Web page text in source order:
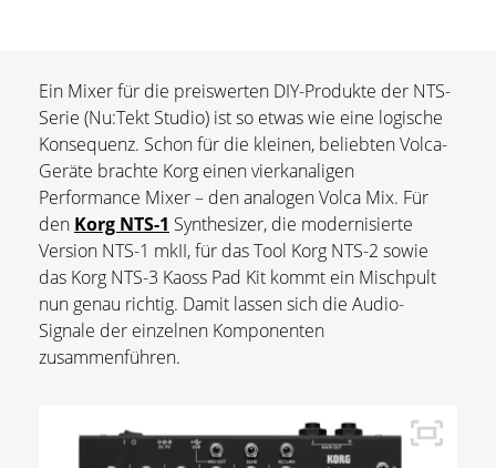
Ein Mixer für die preiswerten DIY-Produkte der NTS-
Serie (Nu:Tekt Studio) ist so etwas wie eine logische
Konsequenz. Schon für die kleinen, beliebten Volca-
Geräte brachte Korg einen vierkanaligen
Performance Mixer – den analogen Volca Mix. Für
den Korg NTS-1 Synthesizer, die modernisierte
Version NTS-1 mkII, für das Tool Korg NTS-2 sowie
das Korg NTS-3 Kaoss Pad Kit kommt ein Mischpult
nun genau richtig. Damit lassen sich die Audio-
Signale der einzelnen Komponenten
zusammenführen.